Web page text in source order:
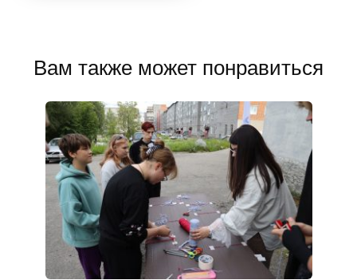
Вам также может понравиться